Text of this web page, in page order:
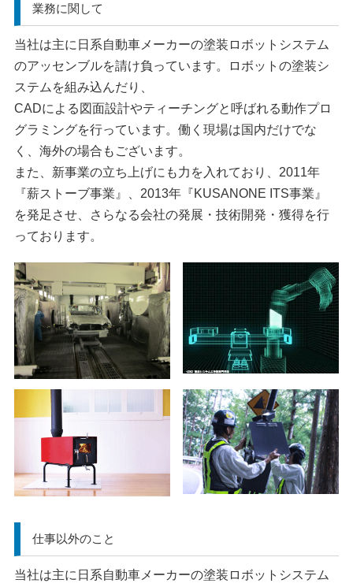
業務に関して
当社は主に日系自動車メーカーの塗装ロボットシステム
のアッセンブルを請け負っています。ロボットの塗装シ
ステムを組み込んだり、
CADによる図面設計やティーチングと呼ばれる動作プロ
グラミングを行っています。働く現場は国内だけでな
く、海外の場合もございます。
また、新事業の立ち上げにも力を入れており、2011年
『薪ストーブ事業』、2013年『KUSANONE ITS事業』
を発足させ、さらなる会社の発展・技術開発・獲得を行
っております。
仕事以外のこと
当社は主に日系自動車メーカーの塗装ロボットシステム